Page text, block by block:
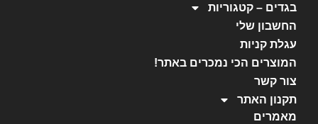
בגדים – קטגוריות
החשבון שלי
עגלת קניות
המוצרים הכי נמכרים באתר!
צור קשר
תקנון האתר
מאמרים